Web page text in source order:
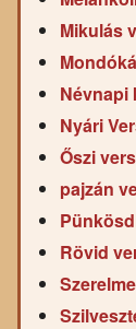
Mikulás
Névnapi
Nyári
Őszi
pajzán
Rövid